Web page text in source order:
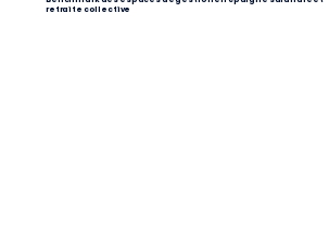
retraite collective